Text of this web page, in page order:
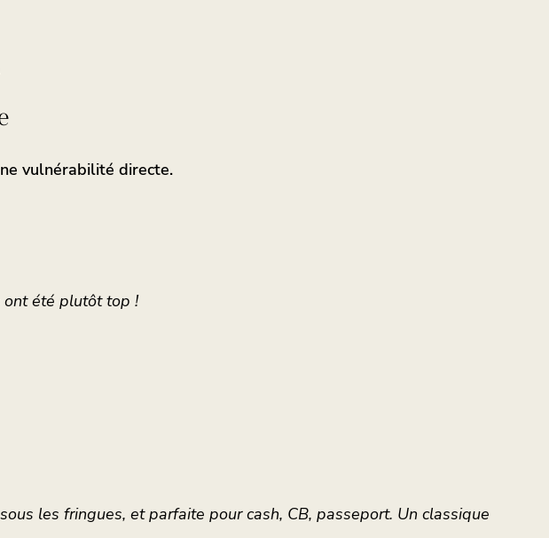
vulnérabilité directe.
ont été plutôt top !
les fringues, et parfaite pour cash, CB, passeport. Un classique